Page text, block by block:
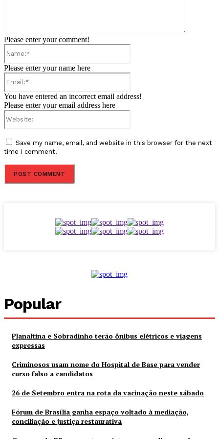
Please enter your comment!
Please enter your name here
You have entered an incorrect email address!
Please enter your email address here
Save my name, email, and website in this browser for the next
time I comment.
Popular
Planaltina e Sobradinho terão ônibus elétricos e viagens
expressas
Criminosos usam nome do Hospital de Base para vender
curso falso a candidatos
26 de Setembro entra na rota da vacinação neste sábado
Fórum de Brasília ganha espaço voltado à mediação,
conciliação e justiça restaurativa